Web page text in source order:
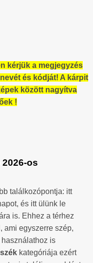
kérjük a megjegyzés
és kódját! A kárpit
között nagyítva
!
os
találkozópontja: itt
és itt ülünk le
is. Ehhez a térhez
ami egyszerre szép,
is
kategóriája ezért